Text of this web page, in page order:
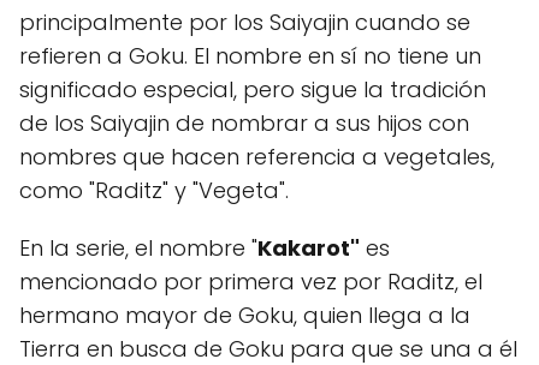
principalmente por los Saiyajin cuando se
refieren a Goku. El nombre en sí no tiene un
significado especial, pero sigue la tradición
de los Saiyajin de nombrar a sus hijos con
nombres que hacen referencia a vegetales,
como "Raditz" y "Vegeta".
En la serie, el nombre "Kakarot" es
mencionado por primera vez por Raditz, el
hermano mayor de Goku, quien llega a la
Tierra en busca de Goku para que se una a él